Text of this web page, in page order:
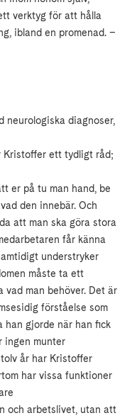
verktyg för att hålla
ibland en promenad. –
neurologiska diagnoser,
Kristoffer ett tydligt råd;
er på tu man hand, be
den innebär. Och
att man ska göra stora
får känna
understryker
måste ta ett
vad man behöver. Det är
förståelse som
han gjorde när han fick
ingen munter
år har Kristoffer
har vissa funktioner
och arbetslivet, utan att